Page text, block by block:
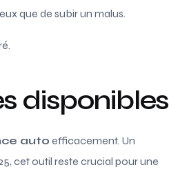
que de subir un malus.
disponibles
auto efficacement. Un
cet outil reste crucial pour une